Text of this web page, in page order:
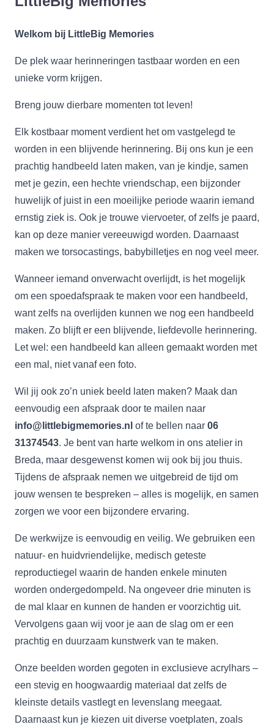
Welkom bij LittleBig Memories
De plek waar herinneringen tastbaar worden en een
unieke vorm krijgen.
Breng jouw dierbare momenten tot leven!
Elk kostbaar moment verdient het om vastgelegd te
worden in een blijvende herinnering. Bij ons kun je een
prachtig handbeeld laten maken, van je kindje, samen
met je gezin, een hechte vriendschap, een bijzonder
huwelijk of juist in een moeilijke periode waarin iemand
ernstig ziek is. Ook je trouwe viervoeter, of zelfs je paard,
kan op deze manier vereeuwigd worden. Daarnaast
maken we torsocastings, babybilletjes en nog veel meer.
Wanneer iemand onverwacht overlijdt, is het mogelijk
om een spoedafspraak te maken voor een handbeeld,
want zelfs na overlijden kunnen we nog een handbeeld
maken. Zo blijft er een blijvende, liefdevolle herinnering.
Let wel: een handbeeld kan alleen gemaakt worden met
een mal, niet vanaf een foto.
Wil jij ook zo’n uniek beeld laten maken? Maak dan
eenvoudig een afspraak door te mailen naar
info@littlebigmemories.nl of te bellen naar 06
31374543. Je bent van harte welkom in ons atelier in
Breda, maar desgewenst komen wij ook bij jou thuis.
Tijdens de afspraak nemen we uitgebreid de tijd om
jouw wensen te bespreken – alles is mogelijk, en samen
zorgen we voor een bijzondere ervaring.
De werkwijze is eenvoudig en veilig. We gebruiken een
natuur- en huidvriendelijke, medisch geteste
reproductiegel waarin de handen enkele minuten
worden ondergedompeld. Na ongeveer drie minuten is
de mal klaar en kunnen de handen er voorzichtig uit.
Vervolgens gaan wij voor je aan de slag om er een
prachtig en duurzaam kunstwerk van te maken.
Onze beelden worden gegoten in exclusieve acrylhars –
een stevig en hoogwaardig materiaal dat zelfs de
kleinste details vastlegt en levenslang meegaat.
Daarnaast kun je kiezen uit diverse voetplaten, zoals